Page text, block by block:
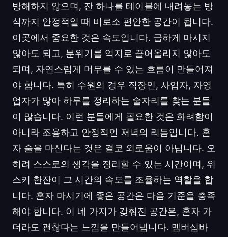
방해하지 않으며, 잔 하나를 테이블에 내려놓는 방
식까지 안정적일 때 비로소 편안한 공간이 됩니다.
이곳에서 중요한 것은 속도입니다. 급하게 마시지
않아도 되고, 분위기를 억지로 끌어올리지 않아도
되며, 자연스럽게 머무를 수 있는 흐름이 만들어져
야 합니다. 특히 수원의 경우 직장인, 사업자, 자영
업자가 많아 하루를 정리하는 술자리를 찾는 분들
이 많습니다. 이런 분들에게 필요한 것은 화려함이
아니라 조용하고 안정적인 저녁의 리듬입니다. 혼
자 술을 마신다는 것은 결코 외로움이 아닙니다. 오
히려 스스로의 생각을 정리할 수 있는 시간이며, 위
스키 한잔이 그 시간의 속도를 조율하는 역할을 합
니다. 혼자 마시기에 좋은 공간은 다음 기준을 충족
해야 합니다. 이 네 가지가 갖춰진 공간은, 혼자 가
더라도 괜찮다는 느낌을 만들어냅니다. 멤버십바